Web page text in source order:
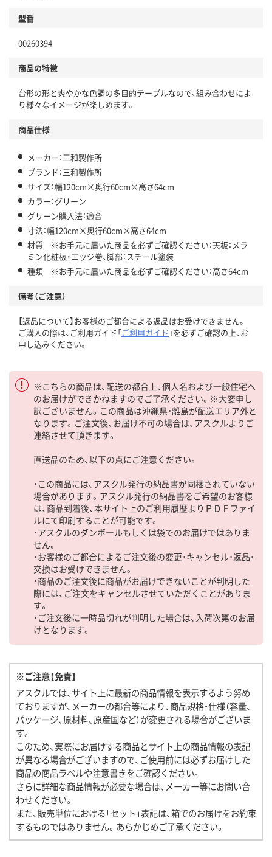
型番
00260394
商品の特徴
台形の形と爽やかな色調の多目的テーブルなので、組み合わせによ
り様々なイメージが楽しめます。
商品仕様
メーカー：三和製作所
ブランド：三和製作所
サイズ：幅120cm×奥行60cm×高さ64cm
カラー：グリーン
グリーン購入法：適合
寸法：幅120cm×奥行60cm×高さ64cm
材質 ※お手元に届いた商品を必ずご確認ください：天板：メラ
ミン化粧板・エッジ巻、脚部：スチール塗装
種類 ※お手元に届いた商品を必ずご確認ください：高さ64cm
備考（ご注意）
【返品について】お客様のご都合による返品はお受けできません。
ご購入の際は、ご利用ガイド「ご利用ガイド 」を必ずご確認の上、お
申し込みください。
※こちらの商品は、配送の都合上、個人名および一般住宅へ
のお届けができかねますのでご了承ください。※大変申し
訳ございません。この商品は沖縄県・離島が配送エリア外と
なります。ご注文後、お届け不可の場合は、アスクルよりご
連絡させて頂きます。
直送品のため、以下の点にご注意ください。
・この商品には、アスクル発行の納品書が同梱されていない
場合があります。アスクル発行の納品書をご希望のお客様
は、商品到着後、本サイト上のご利用履歴よりＰＤＦファイ
ルにて印刷することが可能です。
・アスクルのダンボールもしくは袋でのお届けではありま
せん。
・お客様のご都合によるご注文後の変更・キャンセル・返品・
交換はお受けできません。
・商品のご注文後に商品がお届けできないことが判明した
際には、ご注文をキャンセルさせていただくことがありま
す。
・ご注文後に一時品切れが判明した場合は、入荷次第のお届
けとなります。
※ご注意【免責】
アスクルでは、サイト上に最新の商品情報を表示するよう努め
ておりますが、メーカーの都合等により、商品規格・仕様（容量、
パッケージ、原材料、原産国など）が変更される場合がございま
す。
このため、実際にお届けする商品とサイト上の商品情報の表記
が異なる場合がございますので、ご使用前には必ずお届けした
商品の商品ラベルや注意書きをご確認ください。
さらに詳細な商品情報が必要な場合は、メーカー等にお問い合
わせください。
また、販売単位における「セット」表記は、箱でのお届けをお約束
するものではありません。あらかじめご了承ください。